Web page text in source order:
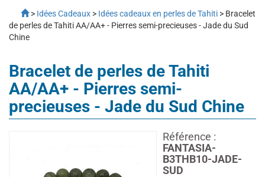
> Idées Cadeaux > Idées cadeaux en perles de Tahiti > Bracelet
de perles de Tahiti AA/AA+ - Pierres semi-precieuses - Jade du Sud
Chine
Bracelet de perles de Tahiti
AA/AA+ - Pierres semi-
precieuses - Jade du Sud Chine
Référence :
FANTASIA-
B3THB10-JADE-
SUD